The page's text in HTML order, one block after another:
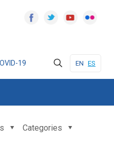
19 EN ES
Categories